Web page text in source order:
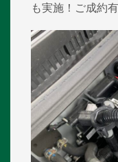
も実施！ご成約